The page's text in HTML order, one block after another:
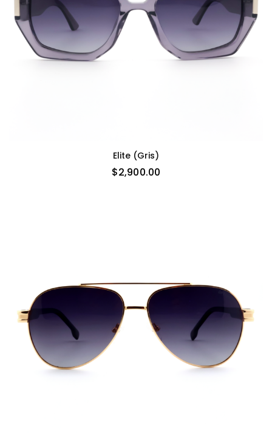
Elite (gris)
$2,900.00